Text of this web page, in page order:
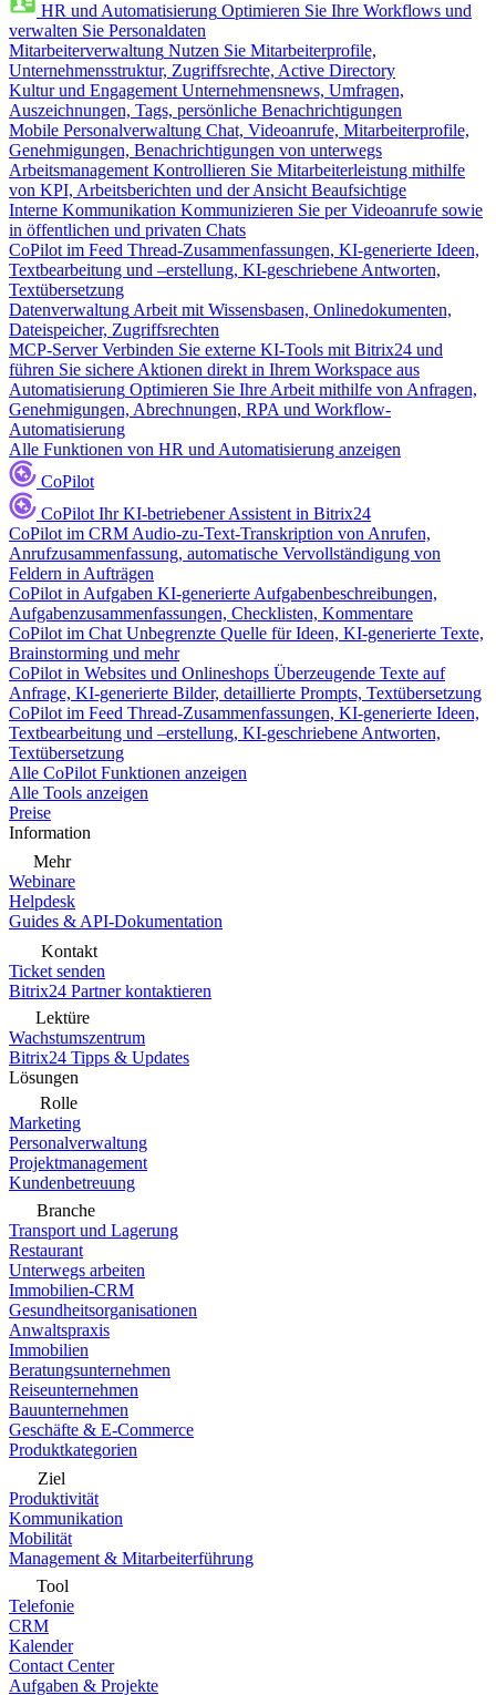
HR und Automatisierung Optimieren Sie Ihre Workflows und
verwalten Sie Personaldaten
Mitarbeiterverwaltung Nutzen Sie Mitarbeiterprofile,
Unternehmensstruktur, Zugriffsrechte, Active Directory
Kultur und Engagement Unternehmensnews, Umfragen,
Auszeichnungen, Tags, persönliche Benachrichtigungen
Mobile Personalverwaltung Chat, Videoanrufe, Mitarbeiterprofile,
Genehmigungen, Benachrichtigungen von unterwegs
Arbeitsmanagement Kontrollieren Sie Mitarbeiterleistung mithilfe
von KPI, Arbeitsberichten und der Ansicht Beaufsichtige
Interne Kommunikation Kommunizieren Sie per Videoanrufe sowie
in öffentlichen und privaten Chats
CoPilot im Feed Thread-Zusammenfassungen, KI-generierte Ideen,
Textbearbeitung und –erstellung, KI-geschriebene Antworten,
Textübersetzung
Datenverwaltung Arbeit mit Wissensbasen, Onlinedokumenten,
Dateispeicher, Zugriffsrechten
MCP-Server Verbinden Sie externe KI-Tools mit Bitrix24 und
führen Sie sichere Aktionen direkt in Ihrem Workspace aus
Automatisierung Optimieren Sie Ihre Arbeit mithilfe von Anfragen,
Genehmigungen, Abrechnungen, RPA und Workflow-
Automatisierung
Alle Funktionen von HR und Automatisierung anzeigen
CoPilot
CoPilot Ihr KI-betriebener Assistent in Bitrix24
CoPilot im CRM Audio-zu-Text-Transkription von Anrufen,
Anrufzusammenfassung, automatische Vervollständigung von
Feldern in Aufträgen
CoPilot in Aufgaben KI-generierte Aufgabenbeschreibungen,
Aufgabenzusammenfassungen, Checklisten, Kommentare
CoPilot im Chat Unbegrenzte Quelle für Ideen, KI-generierte Texte,
Brainstorming und mehr
CoPilot in Websites und Onlineshops Überzeugende Texte auf
Anfrage, KI-generierte Bilder, detaillierte Prompts, Textübersetzung
CoPilot im Feed Thread-Zusammenfassungen, KI-generierte Ideen,
Textbearbeitung und –erstellung, KI-geschriebene Antworten,
Textübersetzung
Alle CoPilot Funktionen anzeigen
Alle Tools anzeigen
Preise
Information
Mehr
Webinare
Helpdesk
Guides & API-Dokumentation
Kontakt
Ticket senden
Bitrix24 Partner kontaktieren
Lektüre
Wachstumszentrum
Bitrix24 Tipps & Updates
Lösungen
Rolle
Marketing
Personalverwaltung
Projektmanagement
Kundenbetreuung
Branche
Transport und Lagerung
Restaurant
Unterwegs arbeiten
Immobilien-CRM
Gesundheitsorganisationen
Anwaltspraxis
Immobilien
Beratungsunternehmen
Reiseunternehmen
Bauunternehmen
Geschäfte & E-Commerce
Produktkategorien
Ziel
Produktivität
Kommunikation
Mobilität
Management & Mitarbeiterführung
Tool
Telefonie
CRM
Kalender
Contact Center
Aufgaben & Projekte